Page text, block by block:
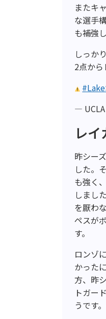
またキ
な選手
も補強
しっか
2点から
—
レ
昨シー
した。
も強く
しまし
を厭わ
ペスが
す。
ロンゾ
かった
方、昨
トガー
うです